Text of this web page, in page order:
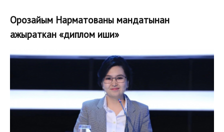
Орозайым Нарматованы мандатынан
ажыраткан «диплом иши»